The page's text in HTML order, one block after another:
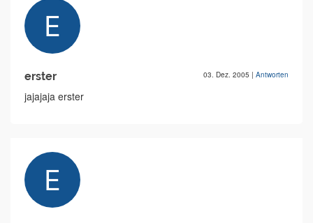
erster 03. Dez. 2005 | Antworten
jajajaja erster